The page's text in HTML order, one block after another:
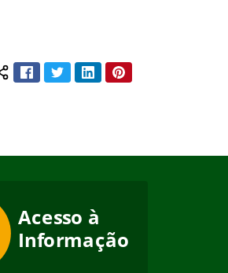
Compartilhar conteúdo:
FacebookTwitterLinkedInPinterest